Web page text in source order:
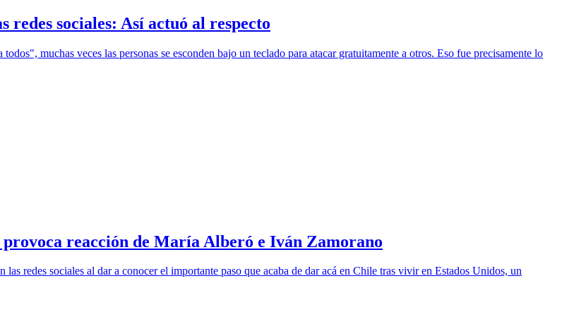
sociales: Así actuó al respecto
muchas veces las personas se esconden bajo un teclado para atacar gratuitamente a otros. Eso fue precisamente lo
reacción de María Alberó e Iván Zamorano
redes sociales al dar a conocer el importante paso que acaba de dar acá en Chile tras vivir en Estados Unidos, un